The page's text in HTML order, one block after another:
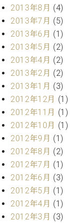
タ
マ
ー
サ
ー
ビ
ス
(
調
律
)
ア
フ
タ
ー
サ
ビ
ス
(調
2013年8月 (4)
2013年7月 (5)
2013年6月 (1)
2013年5月 (2)
2013年4月 (2)
2013年2月 (2)
2013年1月 (3)
2012年12月 (1)
2012年11月 (1)
2012年10月 (1)
2012年9月 (1)
2012年8月 (2)
2012年7月 (1)
2012年6月 (3)
2012年5月 (1)
2012年4月 (1)
2012年3月 (3)